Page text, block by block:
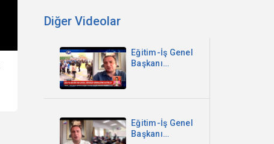
Diğer Videolar
Eğitim-İş Genel
Başkanı
Birimlerine
Getirildi -
Kanal B
Eğitim-İş Genel
Başkanı